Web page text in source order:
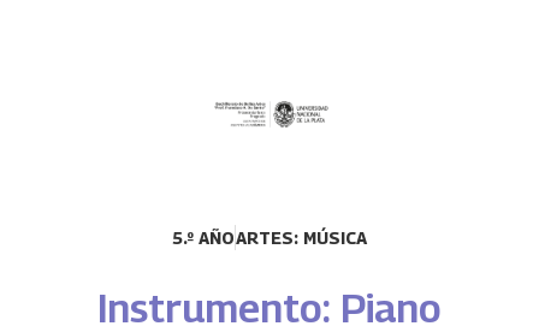
5.º AÑOARTES: MÚSICA
Instrumento: Piano